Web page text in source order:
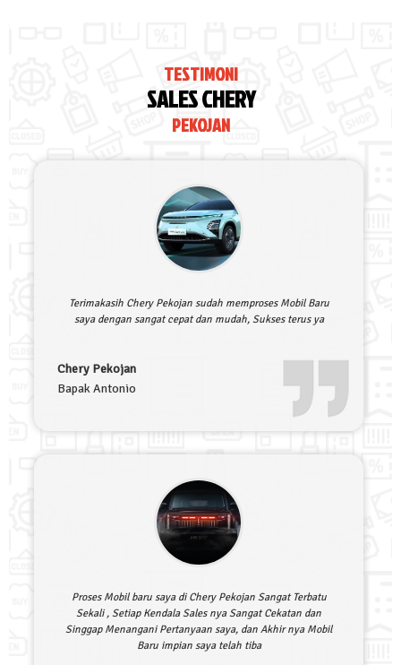
TESTIMONI
SALES CHERY
PEKOJAN
Terimakasih Chery Pekojan sudah memproses Mobil Baru
saya dengan sangat cepat dan mudah, Sukses terus ya
Chery Pekojan
Bapak Antonio
Proses Mobil baru saya di Chery Pekojan Sangat Terbatu
Sekali , Setiap Kendala Sales nya Sangat Cekatan dan
Singgap Menangani Pertanyaan saya, dan Akhir nya Mobil
Baru impian saya telah tiba